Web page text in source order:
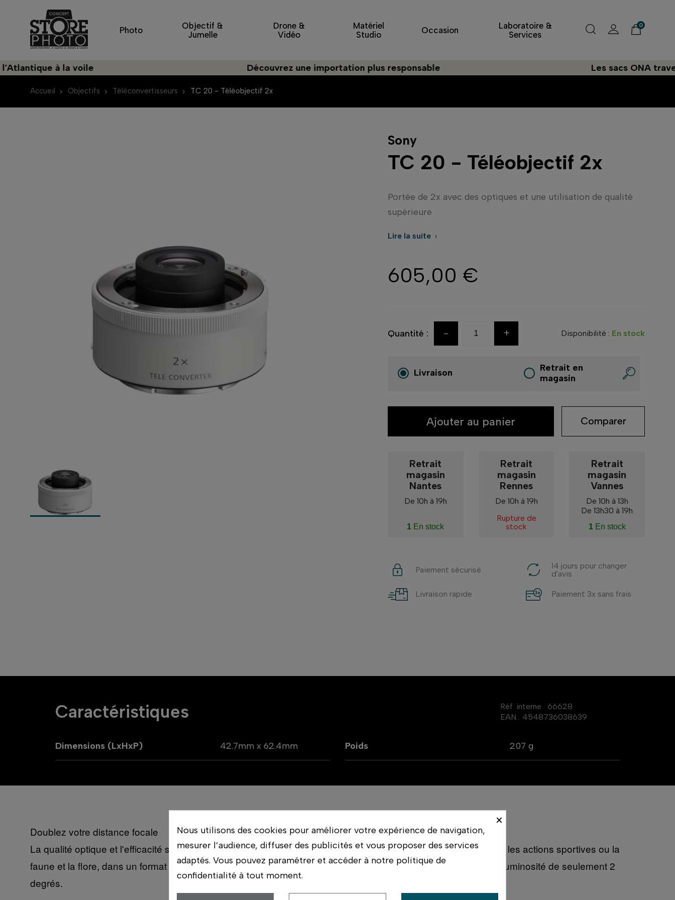
Photo
Objectif &
Jumelle
Drone &
Vidéo
Matériel
Studio
Occasion
Laboratoire &
Services
0
à la voile Découvrez une importation plus responsable Les sacs ONA
Accueil Objectifs Téléconvertisseurs TC 20 - Téléobjectif 2x
Sony
TC 20 - Téléobjectif 2x
Portée de 2x avec des optiques et une utilisation de qualité
supérieure
Lire la suite 
605,00 €
Quantité : - + Disponibilité : En stock
Livraison
Retrait en
magasin
Ajouter au panier Comparer
Retrait
magasin
Nantes
De 10h à 19h
1 En stock
Retrait
magasin
Rennes
De 10h à 19h
Rupture de
stock
Retrait
magasin
Vannes
De 10h à 13h
De 13h30 à 19h
1En stock
Paiement sécurisé
14 jours pour changer
d'avis
Livraison rapide Paiement 3x sans frais
Caractéristiques Réf. interne : 66628
EAN : 4548736038639
Dimensions (LxHxP) 42.7mm x 62.4mm Poids 207 g
Doublez votre distance focale
La qualité optique et l'efficacité sont conservées, offrant des performances exceptionnelles pour photographier les actions sportives ou la
faune et la flore, dans un format compact et léger. La distance focale est augmentée de 2x avec une perte de luminosité de seulement 2
degrés.
×
Nous utilisons des cookies pour améliorer votre expérience de navigation,
mesurer l’audience, diffuser des publicités et vous proposer des services
adaptés. Vous pouvez paramétrer et accéder à notre politique de
confidentialité à tout moment.